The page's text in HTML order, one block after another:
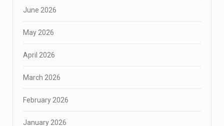
June 2026
May 2026
April 2026
March 2026
February 2026
January 2026